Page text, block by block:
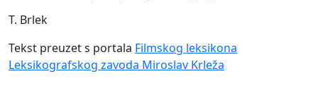
T. Brlek
Tekst preuzet s portala Filmskog leksikona
Leksikografskog zavoda Miroslav Krleža